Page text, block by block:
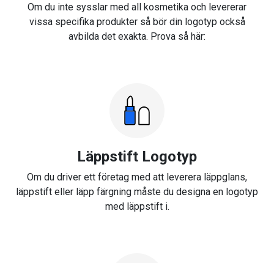
Om du inte sysslar med all kosmetika och levererar
vissa specifika produkter så bör din logotyp också
avbilda det exakta. Prova så här:
Läppstift Logotyp
Om du driver ett företag med att leverera läppglans,
läppstift eller läpp färgning måste du designa en logotyp
med läppstift i.